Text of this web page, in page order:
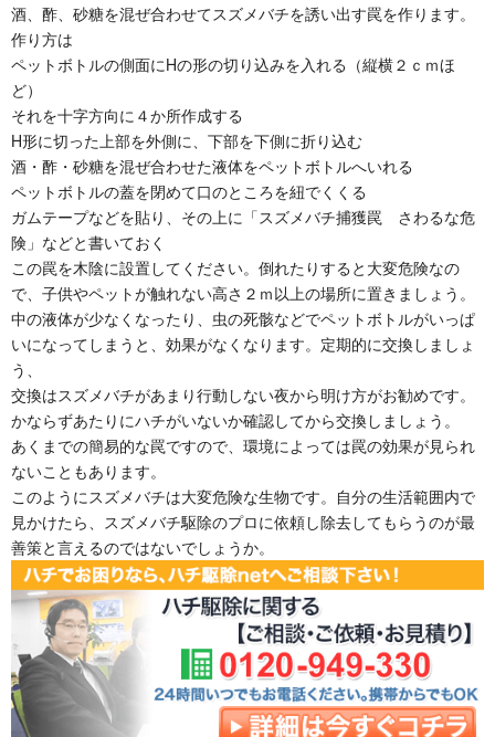
酒、酢、砂糖を混ぜ合わせてスズメバチを誘い出す罠を作ります。
作り方は
ペットボトルの側面にHの形の切り込みを入れる（縦横２ｃｍほ
ど）
それを十字方向に４か所作成する
H形に切った上部を外側に、下部を下側に折り込む
酒・酢・砂糖を混ぜ合わせた液体をペットボトルへいれる
ペットボトルの蓋を閉めて口のところを紐でくくる
ガムテープなどを貼り、その上に「スズメバチ捕獲罠 さわるな危
険」などと書いておく
この罠を木陰に設置してください。倒れたりすると大変危険なの
で、子供やペットが触れない高さ２ｍ以上の場所に置きましょう。
中の液体が少なくなったり、虫の死骸などでペットボトルがいっぱ
いになってしまうと、効果がなくなります。定期的に交換しましょ
う、
交換はスズメバチがあまり行動しない夜から明け方がお勧めです。
かならずあたりにハチがいないか確認してから交換しましょう。
あくまでの簡易的な罠ですので、環境によっては罠の効果が見られ
ないこともあります。
このようにスズメバチは大変危険な生物です。自分の生活範囲内で
見かけたら、スズメバチ駆除のプロに依頼し除去してもらうのが最
善策と言えるのではないでしょうか。